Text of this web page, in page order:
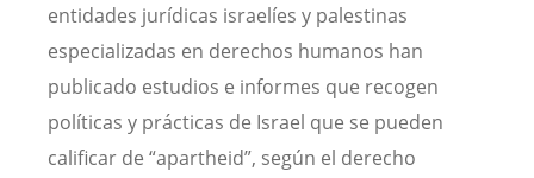
entidades jurídicas israelíes y palestinas
especializadas en derechos humanos han
publicado estudios e informes que recogen
políticas y prácticas de Israel que se pueden
calificar de “apartheid”, según el derecho